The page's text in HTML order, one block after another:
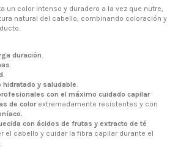
un color intenso y duradero a la vez que nutre,
natural del cabello, combinando coloración y
duración.
.
.
hidratado y saludable.
con el máximo cuidado capilar
de colorextremadamente resistentes y con
con ácidos de frutas y extracto de té
el cabello y cuidar la fibra capilar durante el
- 14:00